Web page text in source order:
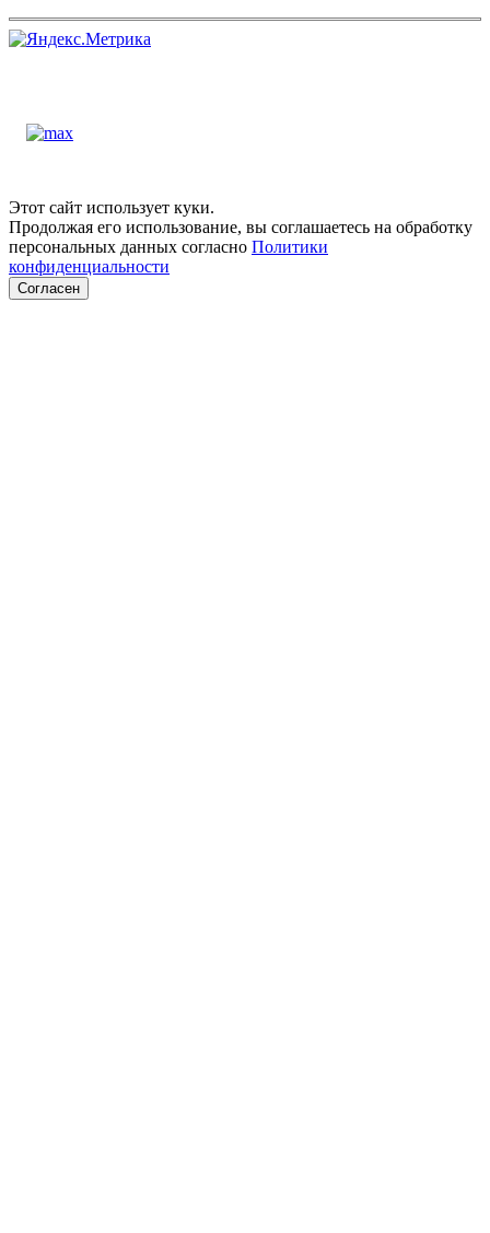
Этот сайт использует куки.
Продолжая его использование, вы соглашаетесь на обработку
персональных данных согласно Политики
конфиденциальности
Согласен